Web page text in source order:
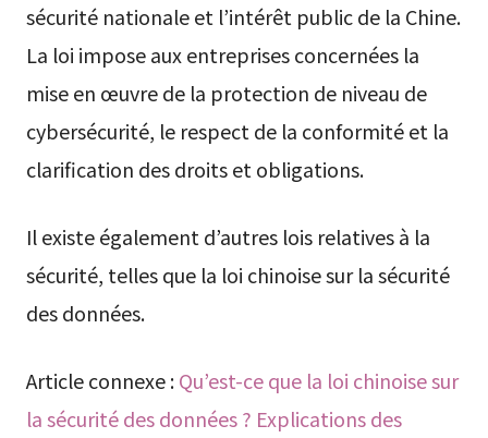
sécurité nationale et l’intérêt public de la Chine.
La loi impose aux entreprises concernées la
mise en œuvre de la protection de niveau de
cybersécurité, le respect de la conformité et la
clarification des droits et obligations.
Il existe également d’autres lois relatives à la
sécurité, telles que la loi chinoise sur la sécurité
des données.
Article connexe :Qu’est-ce que la loi chinoise sur
la sécurité des données ? Explications des